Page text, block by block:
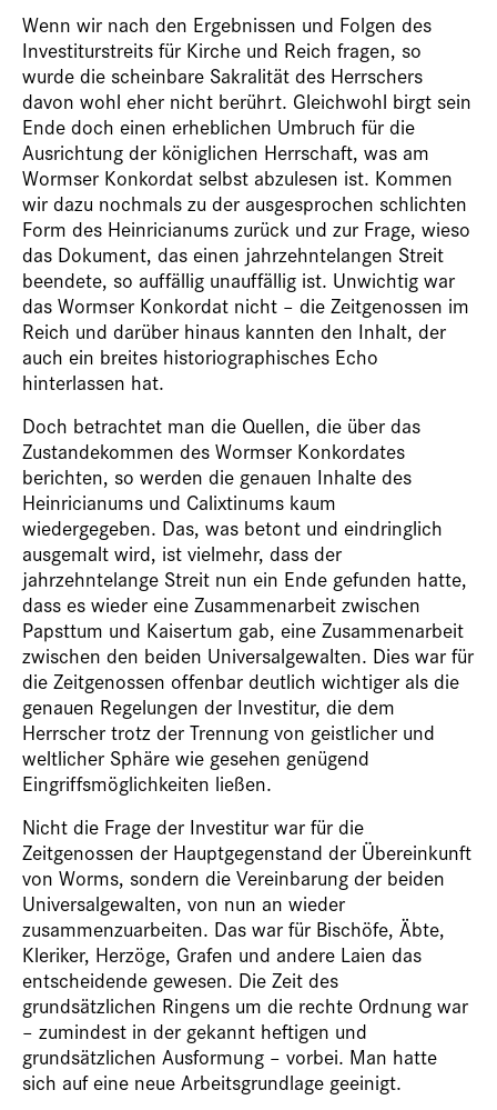
Wenn wir nach den Ergebnissen und Folgen des
Investiturstreits für Kirche und Reich fragen, so
wurde die scheinbare Sakralität des Herrschers
davon wohl eher nicht berührt. Gleichwohl birgt sein
Ende doch einen erheblichen Umbruch für die
Ausrichtung der königlichen Herrschaft, was am
Wormser Konkordat selbst abzulesen ist. Kommen
wir dazu nochmals zu der ausgesprochen schlichten
Form des Heinricianums zurück und zur Frage, wieso
das Dokument, das einen jahrzehntelangen Streit
beendete, so auffällig unauffällig ist. Unwichtig war
das Wormser Konkordat nicht – die Zeitgenossen im
Reich und darüber hinaus kannten den Inhalt, der
auch ein breites historiographisches Echo
hinterlassen hat.
Doch betrachtet man die Quellen, die über das
Zustandekommen des Wormser Konkordates
berichten, so werden die genauen Inhalte des
Heinricianums und Calixtinums kaum
wiedergegeben. Das, was betont und eindringlich
ausgemalt wird, ist vielmehr, dass der
jahrzehntelange Streit nun ein Ende gefunden hatte,
dass es wieder eine Zusammenarbeit zwischen
Papsttum und Kaisertum gab, eine Zusammenarbeit
zwischen den beiden Universalgewalten. Dies war für
die Zeitgenossen offenbar deutlich wichtiger als die
genauen Regelungen der Investitur, die dem
Herrscher trotz der Trennung von geistlicher und
weltlicher Sphäre wie gesehen genügend
Eingriffsmöglichkeiten ließen.
Nicht die Frage der Investitur war für die
Zeitgenossen der Hauptgegenstand der Übereinkunft
von Worms, sondern die Vereinbarung der beiden
Universalgewalten, von nun an wieder
zusammenzuarbeiten. Das war für Bischöfe, Äbte,
Kleriker, Herzöge, Grafen und andere Laien das
entscheidende gewesen. Die Zeit des
grundsätzlichen Ringens um die rechte Ordnung war
– zumindest in der gekannt heftigen und
grundsätzlichen Ausformung – vorbei. Man hatte
sich auf eine neue Arbeitsgrundlage geeinigt.